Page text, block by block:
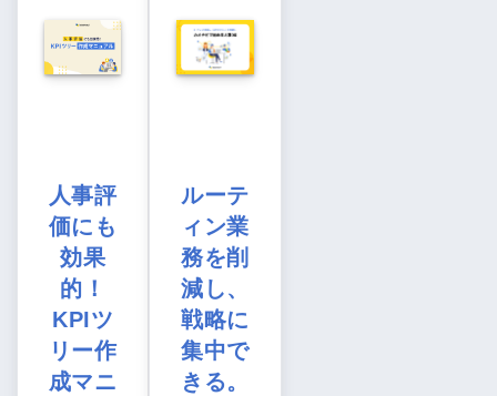
人事評
価にも
効果
的！
KPIツ
リー作
成マニ
ルーテ
ィン業
務を削
減し、
戦略に
集中で
きる。